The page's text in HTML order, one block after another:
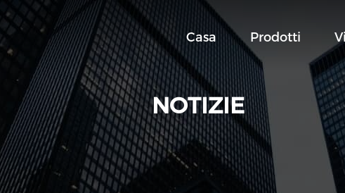
Casa Prodotti
NOTIZIE